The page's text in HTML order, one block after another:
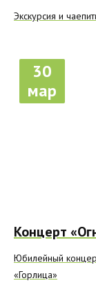
Экскурсия и
30
мар
Концерт
Юбилейный
«Горлица»